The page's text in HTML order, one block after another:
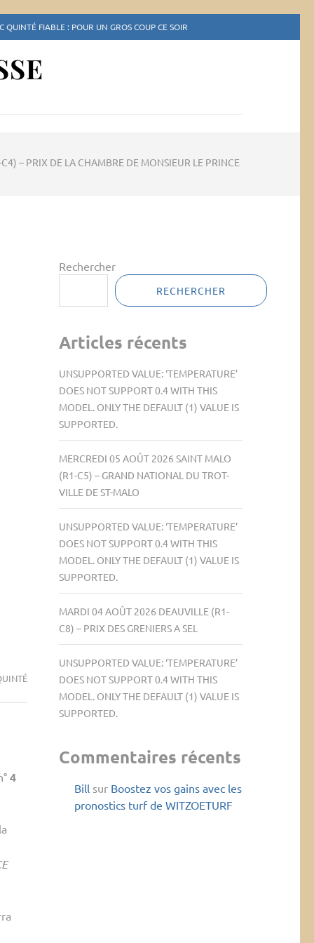
QUINTÉ FIABLE : POUR UN GROS COUP CE SOIR
– PRIX DE LA CHAMBRE DE MONSIEUR LE PRINCE
4
Rechercher
RECHERCHER
Articles récents
UNSUPPORTED VALUE: ‘TEMPERATURE’
DOES NOT SUPPORT 0.4 WITH THIS
MODEL. ONLY THE DEFAULT (1) VALUE IS
SUPPORTED.
MERCREDI 05 AOÛT 2026 SAINT MALO
(R1-C5) – GRAND NATIONAL DU TROT-
VILLE DE ST-MALO
UNSUPPORTED VALUE: ‘TEMPERATURE’
DOES NOT SUPPORT 0.4 WITH THIS
MODEL. ONLY THE DEFAULT (1) VALUE IS
SUPPORTED.
MARDI 04 AOÛT 2026 DEAUVILLE (R1-
C8) – PRIX DES GRENIERS A SEL
UNSUPPORTED VALUE: ‘TEMPERATURE’
DOES NOT SUPPORT 0.4 WITH THIS
MODEL. ONLY THE DEFAULT (1) VALUE IS
SUPPORTED.
Commentaires récents
Bill sur Boostez vos gains avec les
pronostics turf de WITZOETURF